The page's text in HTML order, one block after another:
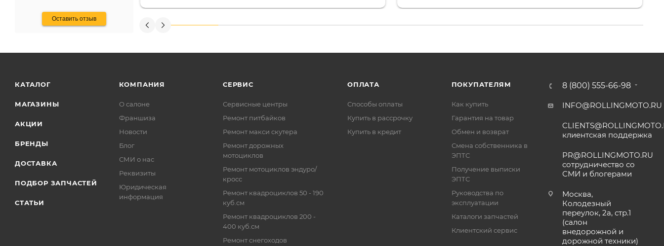
Оставить отзыв
КАТАЛОГ
МАГАЗИНЫ
АКЦИИ
БРЕНДЫ
ДОСТАВКА
ПОДБОР ЗАПЧАСТЕЙ
СТАТЬИ
КОМПАНИЯ
О салоне
Франшиза
Новости
Блог
СМИ о нас
Реквизиты
Юридическая
информация
СЕРВИС
Сервисные центры
Ремонт питбайков
Ремонт макси скутера
Ремонт дорожных
мотоциклов
Ремонт мотоциклов эндуро/
кросс
Ремонт квадроциклов 50 - 190
куб.см
Ремонт квадроциклов 200 -
400 куб.см
Ремонт снегоходов
ОПЛАТА
Способы оплаты
Купить в рассрочку
Купить в кредит
ПОКУПАТЕЛЯМ
Как купить
Гарантия на товар
Обмен и возврат
Смена собственника в
ЭПТС
Получение выписки
ЭПТС
Руководства по
эксплуатации
Каталоги запчастей
Клиентский сервис
8 (800) 555-66-98
INFO@ROLLINGMOTO.RU
клиентская поддержка
PR@ROLLINGMOTO.RU
сотрудничество со
СМИ и блогерами
Москва,
Колодезный
переулок, 2а, стр.1
(салон
внедорожной и
дорожной техники)